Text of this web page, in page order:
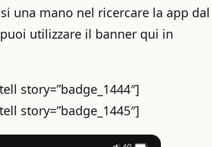
una mano nel ricercare la app dal
utilizzare il banner qui in
story=”badge_1444″]
story=”badge_1445″]